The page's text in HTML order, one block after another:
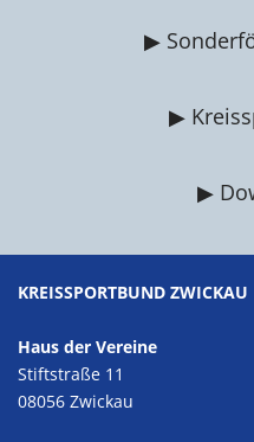
▶
▶
▶
KREISSPORTBUND ZWICKAU
Haus der Vereine
Stiftstraße 11
08056 Zwickau